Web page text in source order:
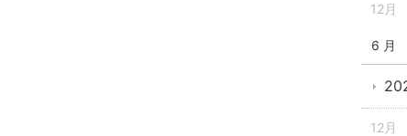
12月
6 月
12月